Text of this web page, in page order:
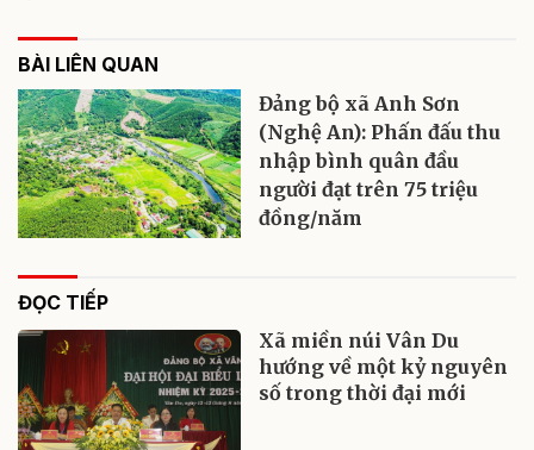
BÀI LIÊN QUAN
Đảng bộ xã Anh Sơn
(Nghệ An): Phấn đấu thu
nhập bình quân đầu
người đạt trên 75 triệu
đồng/năm
ĐỌC TIẾP
Xã miền núi Vân Du
hướng về một kỷ nguyên
số trong thời đại mới